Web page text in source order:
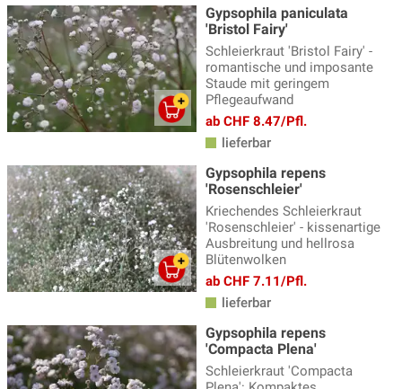
Erigeron - Feinstrahlaster(3)
Fackellilie(9)
Fädige Palmlilie(1)
Färberkamille(3)
(23)
Fetthenne(18)
Fingerhut - Digitalis(6)
Fingerkraut(8)
Flockenblume(4)
Frauenmantel - Alchemilla
Fuchsien winterharte(14)
Funkien - Hosta (34)
Gypsophila paniculata
'Bristol Fairy'
Schleierkraut 'Bristol Fairy' -
romantische und imposante
Staude mit geringem
Pflegeaufwand
ab CHF 8.47/Pfl.
lieferbar
Gypsophila repens
'Rosenschleier'
Kriechendes Schleierkraut
'Rosenschleier' - kissenartige
Ausbreitung und hellrosa
Blütenwolken
ab CHF 7.11/Pfl.
lieferbar
Gypsophila repens
'Compacta Plena'
Schleierkraut 'Compacta